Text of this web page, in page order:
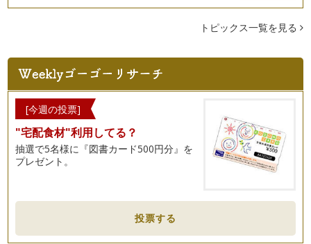
トピックス一覧を見る
[今週の投票]
"宅配食材"利用してる？
抽選で5名様に『図書カード500円分』を
プレゼント。
投票する